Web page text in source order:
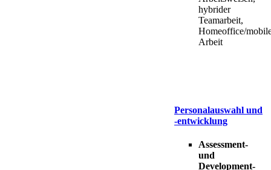
hybrider
Teamarbeit,
Homeoffice/
Arbeit
Personalauswahl und
-entwicklung
Assessment-
und
Development-